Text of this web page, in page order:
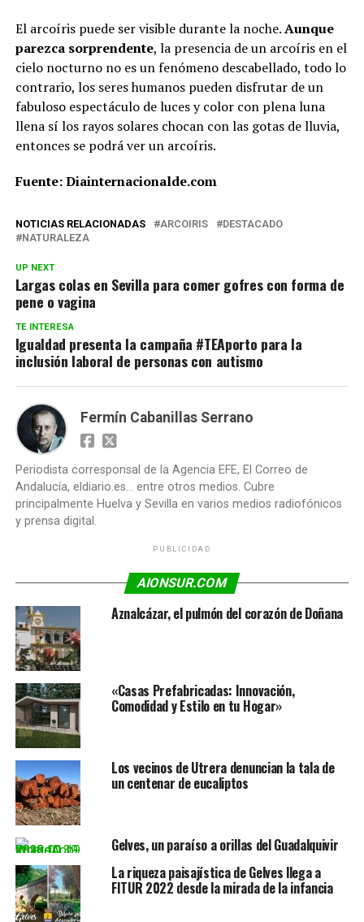
El arcoíris puede ser visible durante la noche.Aunque
parezca sorprendente, la presencia de un arcoíris en el
cielo nocturno no es un fenómeno descabellado, todo lo
contrario, los seres humanos pueden disfrutar de un
fabuloso espectáculo de luces y color con plena luna
llena sí los rayos solares chocan con las gotas de lluvia,
entonces se podrá ver un arcoíris.
Fuente: Diainternacionalde.com
NOTICIAS RELACIONADAS ARCOIRIS
DESTACADO
NATURALEZA
UP NEXT
Largas colas en Sevilla para comer gofres con forma de
pene o vagina
TE INTERESA
Igualdad presenta la campaña #TEAporto para la
inclusión laboral de personas con autismo
Fermín Cabanillas Serrano
Periodista corresponsal de la Agencia EFE, El Correo de
Andalucía, eldiario.es... entre otros medios. Cubre
principalmente Huelva y Sevilla en varios medios radiofónicos
y prensa digital.
PUBLICIDAD
AIONSUR.COM
Aznalcázar, el pulmón del corazón de Doñana
«Casas Prefabricadas: Innovación,
Comodidad y Estilo en tu Hogar»
Los vecinos de Utrera denuncian la tala de
un centenar de eucaliptos
Gelves, un paraíso a orillas del Guadalquivir
La riqueza paisajística de Gelves llega a
FITUR 2022 desde la mirada de la infancia